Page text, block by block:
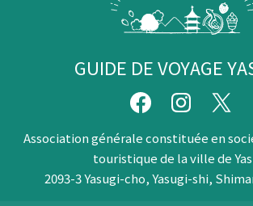
GUIDE DE VOYAGE
Association générale constituée en
touristique de la ville de
2093-3 Yasugi-cho, Yasugi-shi,